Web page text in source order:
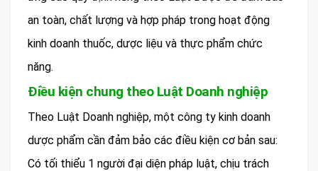
an toàn, chất lượng và hợp pháp trong hoạt động
kinh doanh thuốc, dược liệu và thực phẩm chức
năng.
Điều kiện chung theo Luật Doanh nghiệp
Theo Luật Doanh nghiệp, một công ty kinh doanh
dược phẩm cần đảm bảo các điều kiện cơ bản sau:
Có tối thiểu 1 người đại diện pháp luật, chịu trách